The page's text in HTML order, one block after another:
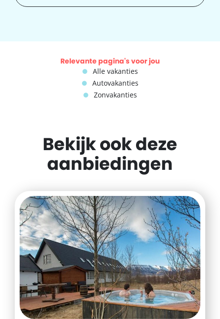
Relevante pagina's voor jou
Alle vakanties
Autovakanties
Zonvakanties
Bekijk ook deze
aanbiedingen